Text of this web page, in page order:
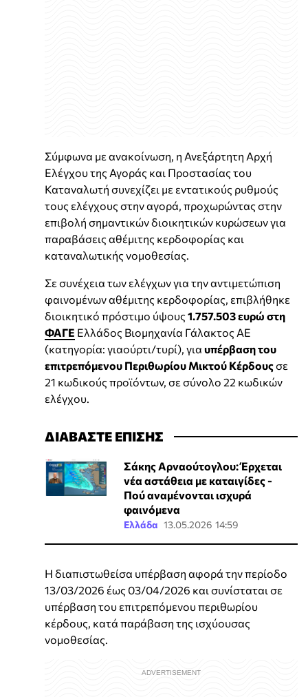
Σύμφωνα με ανακοίνωση, η Ανεξάρτητη Αρχή
Ελέγχου της Αγοράς και Προστασίας του
Καταναλωτή συνεχίζει με εντατικούς ρυθμούς
τους ελέγχους στην αγορά, προχωρώντας στην
επιβολή σημαντικών διοικητικών κυρώσεων για
παραβάσεις αθέμιτης κερδοφορίας και
καταναλωτικής νομοθεσίας.
Σε συνέχεια των ελέγχων για την αντιμετώπιση
φαινομένων αθέμιτης κερδοφορίας, επιβλήθηκε
διοικητικό πρόστιμο ύψους 1.757.503 ευρώ στη
ΦΑΓΕ Ελλάδος Βιομηχανία Γάλακτος ΑΕ
(κατηγορία: γιαούρτι/τυρί), για υπέρβαση του
επιτρεπόμενου Περιθωρίου Μικτού Κέρδουςσε
21 κωδικούς προϊόντων, σε σύνολο 22 κωδικών
ελέγχου.
ΔΙΑΒΑΣΤΕ ΕΠΙΣΗΣ
Σάκης Αρναούτογλου: Έρχεται
νέα αστάθεια με καταιγίδες -
Πού αναμένονται ισχυρά
φαινόμενα
Ελλάδα 13.05.2026 14:59
Η διαπιστωθείσα υπέρβαση αφορά την περίοδο
13/03/2026 έως 03/04/2026 και συνίσταται σε
υπέρβαση του επιτρεπόμενου περιθωρίου
κέρδους, κατά παράβαση της ισχύουσας
νομοθεσίας.